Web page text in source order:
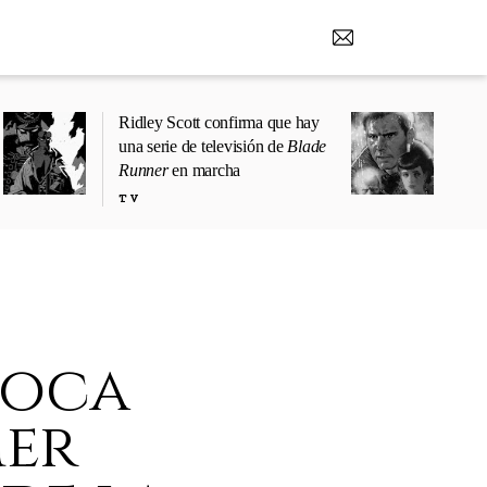
Ridley Scott confirma que hay
una serie de televisión de Blade
Runneren marcha
TV